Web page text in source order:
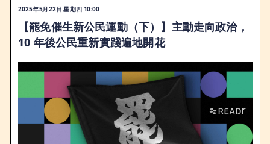
2025年5月22日 星期四 10:00
【罷免催生新公民運動（下）】主動走向政治，
10 年後公民重新實踐遍地開花